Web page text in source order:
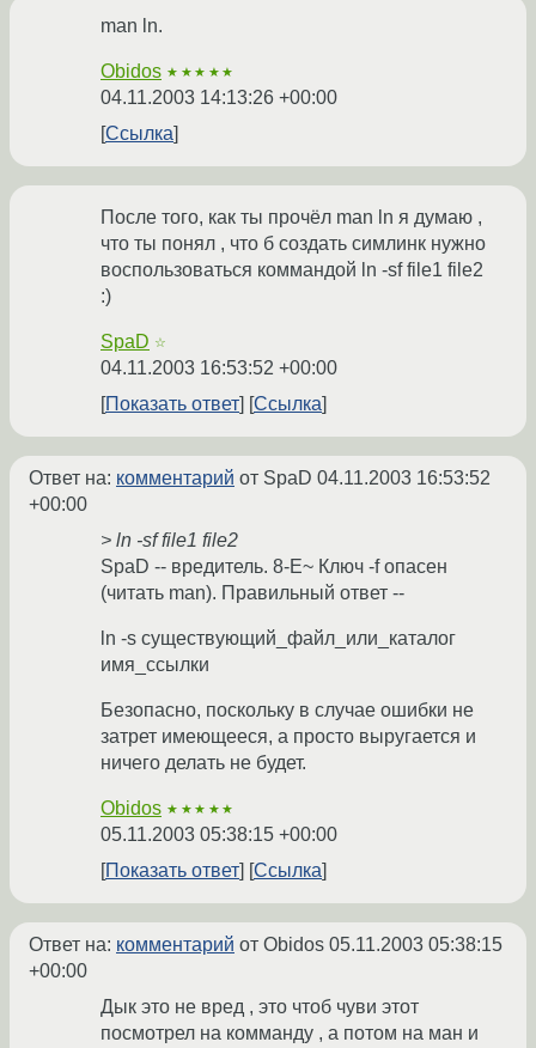
man ln.
Obidos ★★★★★
04.11.2003 14:13:26 +00:00
Ссылка
После того, как ты прочёл man ln я думаю ,
что ты понял , что б создать симлинк нужно
воспользоваться коммандой ln -sf file1 file2
:)
SpaD ☆
04.11.2003 16:53:52 +00:00
Показать ответ
Ссылка
Ответ на: комментарий от SpaD 04.11.2003 16:53:52
+00:00
> ln -sf file1 file2
SpaD -- вредитель. 8-E~ Ключ -f опасен
(читать man). Правильный ответ --
ln -s существующий_файл_или_каталог
имя_ссылки
Безопасно, поскольку в случае ошибки не
затрет имеющееся, а просто выругается и
ничего делать не будет.
Obidos ★★★★★
05.11.2003 05:38:15 +00:00
Показать ответ
Ссылка
Ответ на: комментарий от Obidos 05.11.2003 05:38:15
+00:00
Дык это не вред , это чтоб чуви этот
посмотрел на комманду , а потом на ман и